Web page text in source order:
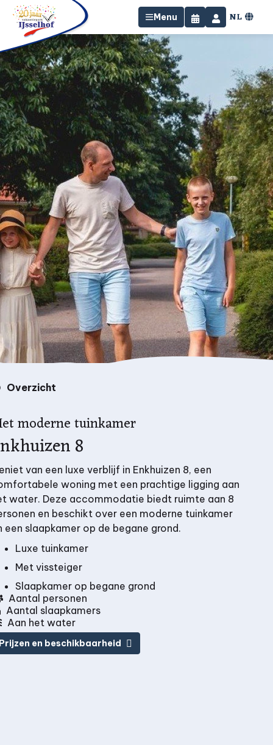
Menu
Home
Overnachten
Faciliteiten
Omgeving
Specials
Contact
NL
Overzicht
moderne tuinkamer
8
van een luxe verblijf in Enkhuizen 8, een
woning met een prachtige ligging aan
water. Deze accommodatie biedt ruimte aan 8
en beschikt over een moderne tuinkamer
een slaapkamer op de begane grond.
Luxe tuinkamer
Met vissteiger
Slaapkamer op begane grond
Aantal personen
Aantal slaapkamers
Aan het water
en beschikbaarheid